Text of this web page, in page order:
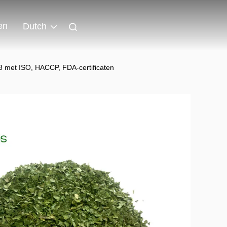
Dutch
ISO, HACCP, FDA-certificaten